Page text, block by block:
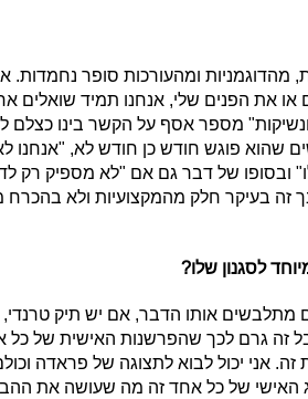
מהדוגמניות ומהעורכות סופר נחמדות.
או את הפנים שלי, אנחנו תמיד שואלים
מספר אסף על הקשר בינו כצלם
ובסופו של דבר גם אם "לא מספיק רק
זה בעיקר חלק מהמקצועיות ולא בהכרח
לסגנון שלו?
אותו הדבר, אם יש תיק טרנדי,
זה גרם לכך שהפרשנות האישית של
זה. אני יכול לבוא לתצוגה של פראדה
האישי של כל אחד זה מה שעושה את